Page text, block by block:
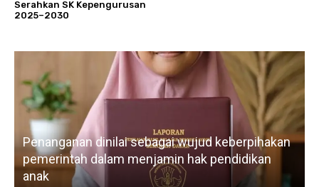
Serahkan SK Kepengurusan
2025–2030
Penanganan dinilai sebagai wujud keberpihakan
pemerintah dalam menjamin hak pendidikan
anak